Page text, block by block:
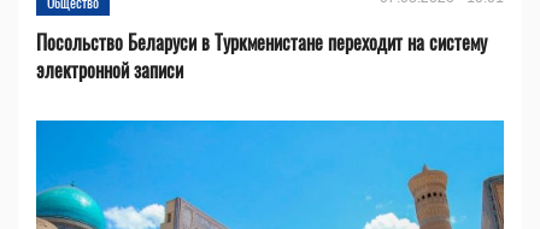
Посольство Беларуси в Туркменистане переходит на систему
электронной записи